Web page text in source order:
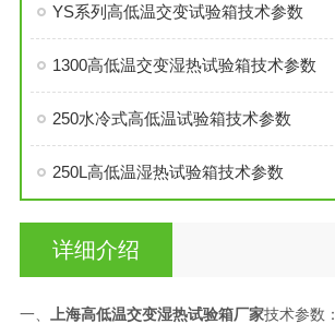
YS系列高低温交变试验箱技术参数
1300高低温交变湿热试验箱技术参数
250水冷式高低温试验箱技术参数
250L高低温湿热试验箱技术参数
详细介绍
一、 上海高低温交变湿热试验箱厂家技术参数：